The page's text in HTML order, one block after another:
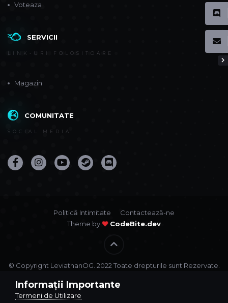
Voteaza
SERVICII
LINK-URI FOLOSITOARE
Magazin
COMUNITATE
SOCIAL MEDIA
Politică Intimitate
Contactează-ne
Theme by
CodeBite.dev
© Copyright LeviathanOG. 2022 Toate drepturile sunt Rezervate.
Informații Importante
Termeni de Utilizare